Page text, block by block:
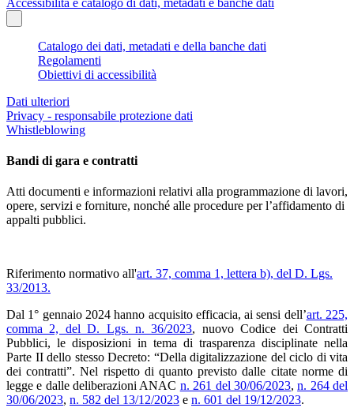
Catalogo dei dati, metadati e della banche dati
Regolamenti
Obiettivi di accessibilità
Dati ulteriori
Privacy - responsabile protezione dati
Whistleblowing
Bandi di gara e contratti
Atti documenti e informazioni relativi alla programmazione di lavori,
opere, servizi e forniture, nonché alle procedure per l’affidamento di
appalti pubblici.
Riferimento normativo all'art. 37, comma 1, lettera b), del D. Lgs.
33/2013.
Dal 1° gennaio 2024 hanno acquisito efficacia, ai sensi dell’art. 225,
comma 2, del D. Lgs. n. 36/2023, nuovo Codice dei Contratti
Pubblici, le disposizioni in tema di trasparenza disciplinate nella
Parte II dello stesso Decreto: “Della digitalizzazione del ciclo di vita
dei contratti”. Nel rispetto di quanto previsto dalle citate norme di
legge e dalle deliberazioni ANAC n. 261 del 30/06/2023,n. 264 del
30/06/2023, n. 582 del 13/12/2023 e n. 601 del 19/12/2023.